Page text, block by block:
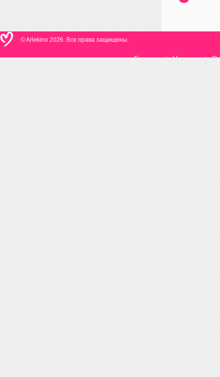
© Arlekino 2026. Все права защищены.
Главная / Новости / О